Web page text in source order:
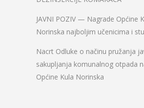
JAVNI POZIV — Nagrade Općine
Norinska najboljim učenicima i
Nacrt Odluke o načinu pružanja
sakupljanja komunalnog otpada
Općine Kula Norinska